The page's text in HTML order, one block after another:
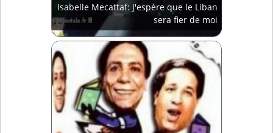
Isabelle Mecattaf: J'espère que le Liban
sera fier de moi